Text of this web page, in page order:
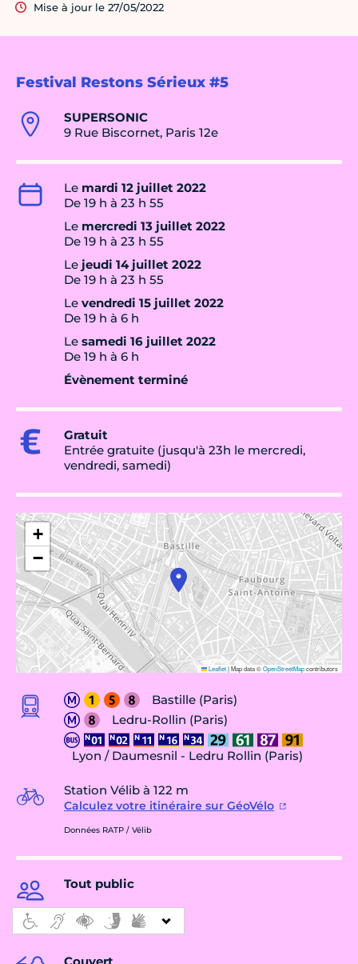
Festival Restons Sérieux #5
SUPERSONIC
9 Rue Biscornet, Paris 12e
Le mardi 12 juillet 2022
De 19 h à 23 h 55
Le mercredi 13 juillet 2022
De 19 h à 23 h 55
Le jeudi 14 juillet 2022
De 19 h à 23 h 55
Le vendredi 15 juillet 2022
De 19 h à 6 h
Le samedi 16 juillet 2022
De 19 h à 6 h
Évènement terminé
Gratuit
Entrée gratuite (jusqu'à 23h le mercredi,
vendredi, samedi)
+
−
Leaflet|Map data ©OpenStreetMapcontributors
Bastille (Paris)
Ledru-Rollin (Paris)
Lyon / Daumesnil - Ledru Rollin (Paris)
Station Vélib à 122 m
Calculez votre itinéraire sur GéoVélo
Données RATP / Vélib
Tout public
Mise à jour le 27/05/2022